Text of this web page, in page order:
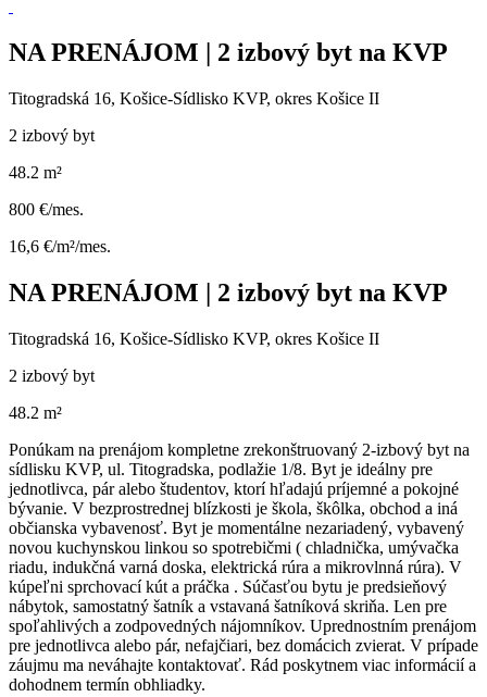
NA PRENÁJOM | 2 izbový byt na KVP
Titogradská 16, Košice-Sídlisko KVP, okres Košice II
2 izbový byt
48.2 m²
800 €/mes.
16,6 €/m²/mes.
NA PRENÁJOM | 2 izbový byt na KVP
Titogradská 16, Košice-Sídlisko KVP, okres Košice II
2 izbový byt
48.2 m²
Ponúkam na prenájom kompletne zrekonštruovaný 2-izbový byt na
sídlisku KVP, ul. Titogradska, podlažie 1/8. Byt je ideálny pre
jednotlivca, pár alebo študentov, ktorí hľadajú príjemné a pokojné
bývanie. V bezprostrednej blízkosti je škola, škôlka, obchod a iná
občianska vybavenosť. Byt je momentálne nezariadený, vybavený
novou kuchynskou linkou so spotrebičmi ( chladnička, umývačka
riadu, indukčná varná doska, elektrická rúra a mikrovlnná rúra). V
kúpeľni sprchovací kút a práčka . Súčasťou bytu je predsieňový
nábytok, samostatný šatník a vstavaná šatníková skriňa. Len pre
spoľahlivých a zodpovedných nájomníkov. Uprednostním prenájom
pre jednotlivca alebo pár, nefajčiari, bez domácich zvierat. V prípade
záujmu ma neváhajte kontaktovať. Rád poskytnem viac informácií a
dohodnem termín obhliadky.